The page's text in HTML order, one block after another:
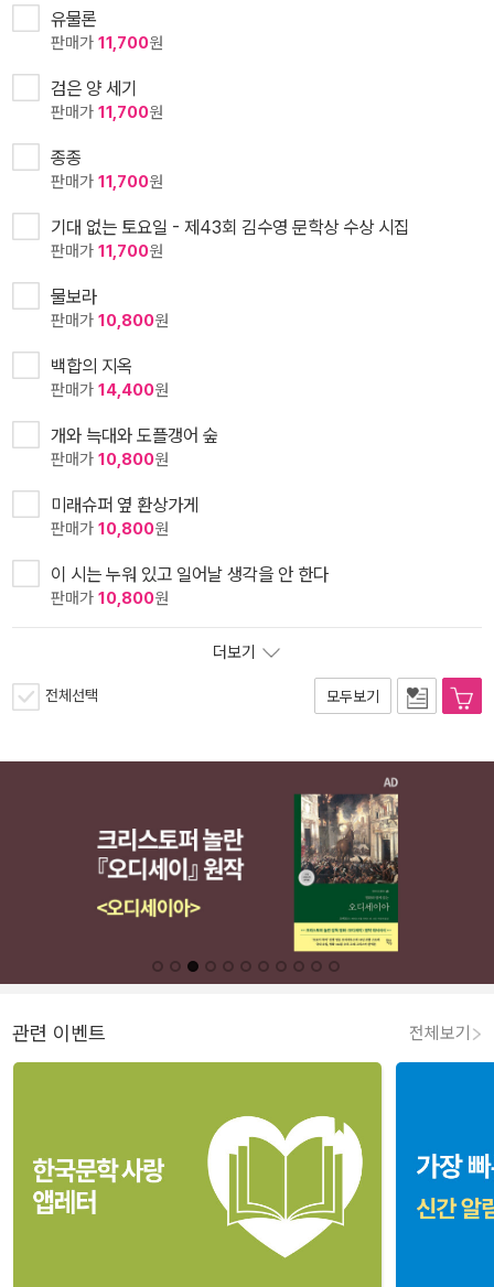
유물론
판매가 11,700원
검은 양 세기
판매가 11,700원
종종
판매가 11,700원
기대 없는 토요일 - 제43회 김수영 문학상 수상 시집
판매가 11,700원
물보라
판매가 10,800원
백합의 지옥
판매가 14,400원
개와 늑대와 도플갱어 숲
판매가 10,800원
미래슈퍼 옆 환상가게
판매가 10,800원
이 시는 누워 있고 일어날 생각을 안 한다
판매가 10,800원
더보기
전체선택 모두보기
관련 이벤트 전체보기